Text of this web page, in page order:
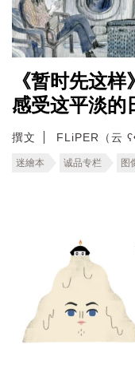
《暂时先这
感受这平淡的
撰文 FLiPER（云
迷繪本 诚品专栏 图